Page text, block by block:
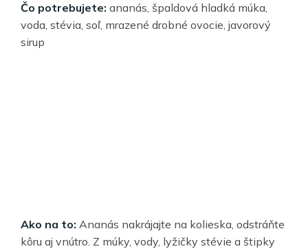
Čo potrebujete: ananás, špaldová hladká múka,
voda, stévia, soľ, mrazené drobné ovocie, javorový
sirup
Ako na to: Ananás nakrájajte na kolieska, odstráňte
kôru aj vnútro. Z múky, vody, lyžičky stévie a štipky